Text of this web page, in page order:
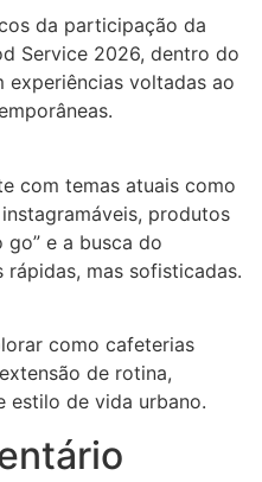
da participação da
Service 2026, dentro do
experiências voltadas ao
com temas atuais como
produtos
go” e a busca do
mas sofisticadas.
como cafeterias
de rotina,
estilo de vida urbano.